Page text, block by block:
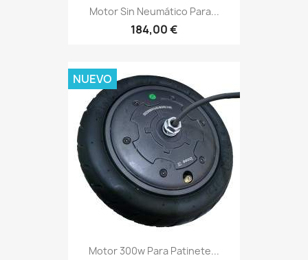
Motor Sin Neumático Para...
184,00 €
Motor 300w Para Patinete...
NUEVO